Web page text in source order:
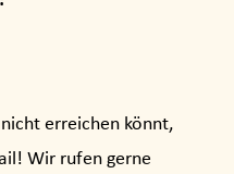
erreichen könnt,
Wir rufen gerne